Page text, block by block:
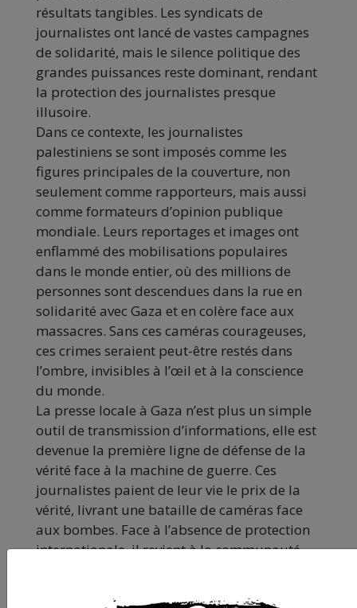
résultats tangibles. Les syndicats de
journalistes ont lancé de vastes campagnes
de solidarité, mais le silence politique des
grandes puissances reste dominant, rendant
la protection des journalistes presque
illusoire.
Dans ce contexte, les journalistes
palestiniens se sont imposés comme les
figures principales de la couverture, non
seulement comme rapporteurs, mais aussi
comme formateurs d’opinion publique
mondiale. Leurs reportages et images ont
enflammé des mobilisations populaires
dans le monde entier, où des millions de
personnes sont descendues dans la rue en
solidarité avec Gaza et en colère face aux
massacres. Sans ces caméras courageuses,
ces crimes seraient peut-être restés dans
l’ombre, invisibles à l’œil et à la conscience
du monde.
La presse locale à Gaza n’est plus un simple
outil de transmission d’informations, elle est
devenue la première ligne de défense de la
vérité face à la machine de guerre. Ces
journalistes paient de leur vie le prix de la
vérité, livrant une bataille de caméras face
aux bombes. Face à l’absence de protection
internationale, il revient à la communauté